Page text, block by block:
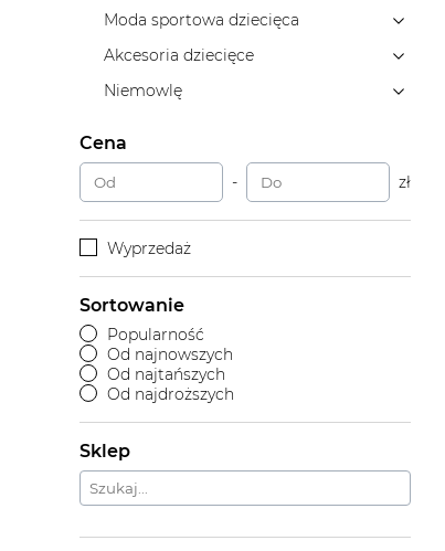
Moda sportowa dziecięca
Akcesoria dziecięce
Niemowlę
Cena
- zł
Wyprzedaż
Sortowanie
Popularność
Od najnowszych
Od najtańszych
Od najdroższych
Sklep